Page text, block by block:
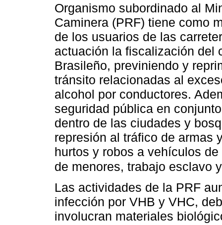
Organismo subordinado al
Caminera (PRF) tiene como
de los usuarios de las
actuación la fiscalización del
Brasileño, previniendo y
tránsito relacionadas al
alcohol por conductores.
seguridad pública en
dentro de las ciudades y
represión al tráfico de armas
hurtos y robos a vehículos
de menores, trabajo esclavo
Las actividades de la PRF
infección por VHB y VHC,
involucran materiales